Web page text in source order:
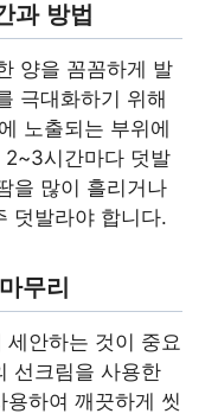
과 방법
양을 꼼꼼하게 발
극대화하기 위해
노출되는 부위에
2~3시간마다 덧발
을 많이 흘리거나
덧발라야 합니다.
무리
안하는 것이 중요
선크림을 사용한
하여 깨끗하게 씻